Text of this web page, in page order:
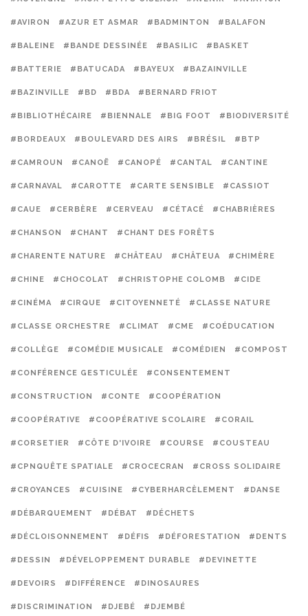
#AVIRON #AZUR ET ASMAR #BADMINTON #BALAFON
#BALEINE #BANDE DESSINÉE #BASILIC #BASKET
#BATTERIE #BATUCADA #BAYEUX #BAZAINVILLE
#BAZINVILLE #BD #BDA #BERNARD FRIOT
#BIBLIOTHÉCAIRE #BIENNALE #BIG FOOT #BIODIVERSITÉ
#BORDEAUX #BOULEVARD DES AIRS #BRÉSIL #BTP
#CAMROUN #CANOË #CANOPÉ #CANTAL #CANTINE
#CARNAVAL #CAROTTE #CARTE SENSIBLE #CASSIOT
#CAUE #CERBÈRE #CERVEAU #CÉTACÉ #CHABRIÈRES
#CHANSON #CHANT #CHANT DES FORÊTS
#CHARENTE NATURE #CHÂTEAU #CHÂTEUA #CHIMÈRE
#CHINE #CHOCOLAT #CHRISTOPHE COLOMB #CIDE
#CINÉMA #CIRQUE #CITOYENNETÉ #CLASSE NATURE
#CLASSE ORCHESTRE #CLIMAT #CME #COÉDUCATION
#COLLÈGE #COMÉDIE MUSICALE #COMÉDIEN #COMPOST
#CONFÉRENCE GESTICULÉE #CONSENTEMENT
#CONSTRUCTION #CONTE #COOPÉRATION
#COOPÉRATIVE #COOPÉRATIVE SCOLAIRE #CORAIL
#CORSETIER #CÔTE D'IVOIRE #COURSE #COUSTEAU
#CPNQUÊTE SPATIALE #CROCECRAN #CROSS SOLIDAIRE
#CROYANCES #CUISINE #CYBERHARCÈLEMENT #DANSE
#DÉBARQUEMENT #DÉBAT #DÉCHETS
#DÉCLOISONNEMENT #DÉFIS #DÉFORESTATION #DENTS
#DESSIN #DÉVELOPPEMENT DURABLE #DEVINETTE
#DEVOIRS #DIFFÉRENCE #DINOSAURES
#DISCRIMINATION #DJEBÉ #DJEMBÉ